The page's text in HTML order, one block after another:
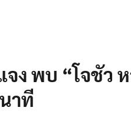
ง พบ “โจชัว
าที